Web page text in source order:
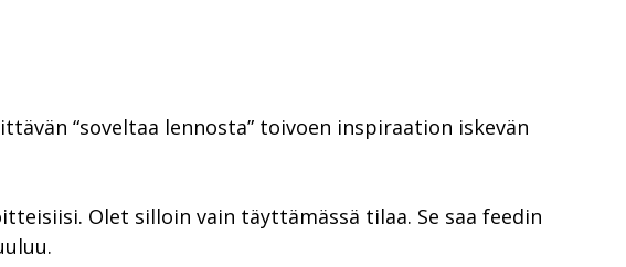
“soveltaa lennosta” toivoen inspiraation iskevän
Olet silloin vain täyttämässä tilaa. Se saa feedin